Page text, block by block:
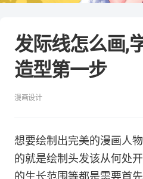
发际线怎么画,
造型第一步
漫画设计
想要绘制出完美的漫画人
的就是绘制头发该从何处
的生长范围等都是需要首先